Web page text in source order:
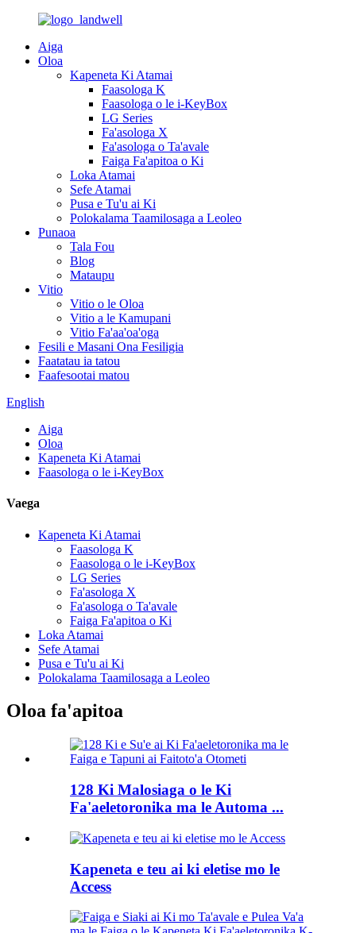
Aiga
Oloa
Kapeneta Ki Atamai
Faasologa K
Faasologa o le i-KeyBox
LG Series
Fa'asologa X
Fa'asologa o Ta'avale
Faiga Fa'apitoa o Ki
Loka Atamai
Sefe Atamai
Pusa e Tu'u ai Ki
Polokalama Taamilosaga a Leoleo
Punaoa
Tala Fou
Blog
Mataupu
Vitio
Vitio o le Oloa
Vitio a le Kamupani
Vitio Fa'aa'oa'oga
Fesili e Masani Ona Fesiligia
Faatatau ia tatou
Faafesootai matou
English
Aiga
Oloa
Kapeneta Ki Atamai
Faasologa o le i-KeyBox
Vaega
Kapeneta Ki Atamai
Faasologa K
Faasologa o le i-KeyBox
LG Series
Fa'asologa X
Fa'asologa o Ta'avale
Faiga Fa'apitoa o Ki
Loka Atamai
Sefe Atamai
Pusa e Tu'u ai Ki
Polokalama Taamilosaga a Leoleo
Oloa fa'apitoa
128 Ki Malosiaga o le Ki
Fa'aeletoronika ma le Automa ...
Kapeneta e teu ai ki eletise mo le
Access